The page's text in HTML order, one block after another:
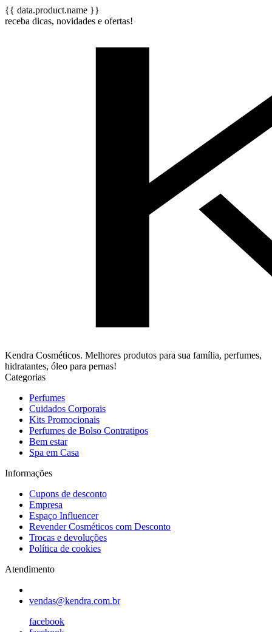
{{ data.product.name }}
receba dicas, novidades e ofertas!
Kendra Cosméticos. Melhores produtos para sua família, perfumes,
hidratantes, óleo para pernas!
Categorias
Perfumes
Cuidados Corporais
Kits Promocionais
Perfumes de Bolso Contratipos
Bem estar
Spa em Casa
Informações
Cupons de desconto
Empresa
Espaço Influencer
Revender Cosméticos com Desconto
Trocas e devoluções
Política de cookies
Atendimento
vendas@kendra.com.br
facebook